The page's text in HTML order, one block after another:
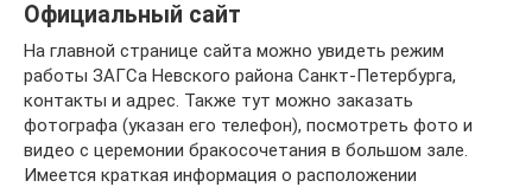
Официальный сайт
На главной странице сайта можно увидеть режим
работы ЗАГСа Невского района Санкт-Петербурга,
контакты и адрес. Также тут можно заказать
фотографа (указан его телефон), посмотреть фото и
видео с церемонии бракосочетания в большом зале.
Имеется краткая информация о расположении